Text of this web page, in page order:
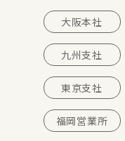
大阪本社
九州支社
東京支社
福岡営業所